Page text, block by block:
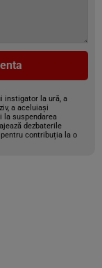
instigator la ură, a
a aceluiași
la suspendarea
dezbaterile
contribuția la o